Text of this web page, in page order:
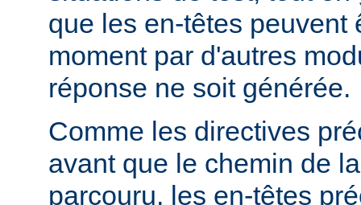
que les en-têtes peuvent
moment par d'autres
réponse ne soit générée.
Comme les directives
avant que le chemin de
parcouru, les en-têtes